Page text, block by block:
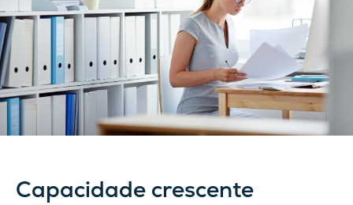
Capacidade crescente